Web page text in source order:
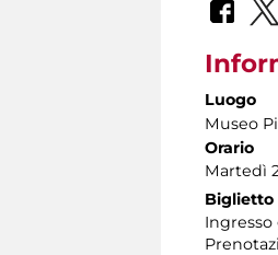
Luogo
Museo
Orario
Martedì
Biglietto